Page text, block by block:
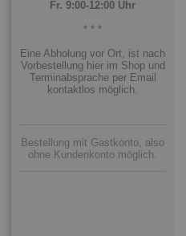
Fr. 9:00-12:00 Uhr
* * *
Eine Abholung vor Ort, ist nach
Vorbestellung hier im Shop und
Terminabsprache per Email
kontaktlos möglich.
Bestellung mit Gastkonto, also
ohne Kundenkonto möglich.